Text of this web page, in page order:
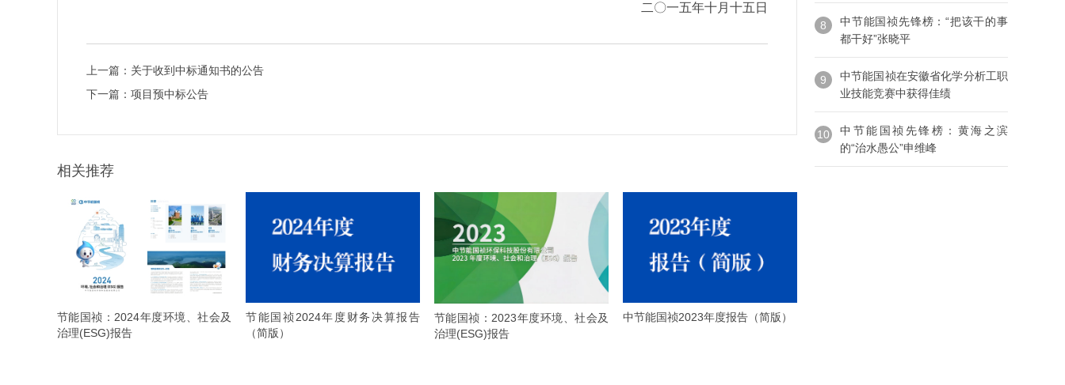
二〇一五年十月十五日
上一篇： 关于收到中标通知书的公告
下一篇： 项目预中标公告
相关推荐
节能国祯：2024年度环境、社会及
治理(ESG)报告
节能国祯2024年度财务决算报告
（简版）
节能国祯：2023年度环境、社会及
治理(ESG)报告
中节能国祯2023年度报告（简版）
8
中节能国祯先锋榜：“把该干的事
都干好”张晓平
9
中节能国祯在安徽省化学分析工职
业技能竞赛中获得佳绩
10
中节能国祯先锋榜：黄海之滨
的“治水愚公”申维峰